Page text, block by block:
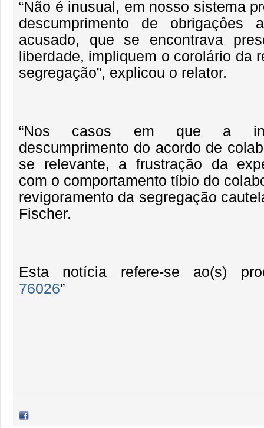
“Não é inusual, em nosso sistema
descumprimento de obrigaçôes
acusado, que se encontrava
liberdade, impliquem o corolário da
segregação”, explicou o relator.
“Nos casos em que a
descumprimento do acordo de
se relevante, a frustração da
com o comportamento tíbio do
revigoramento da segregação
Fischer.
Esta notícia refere-se ao(s)
76026”